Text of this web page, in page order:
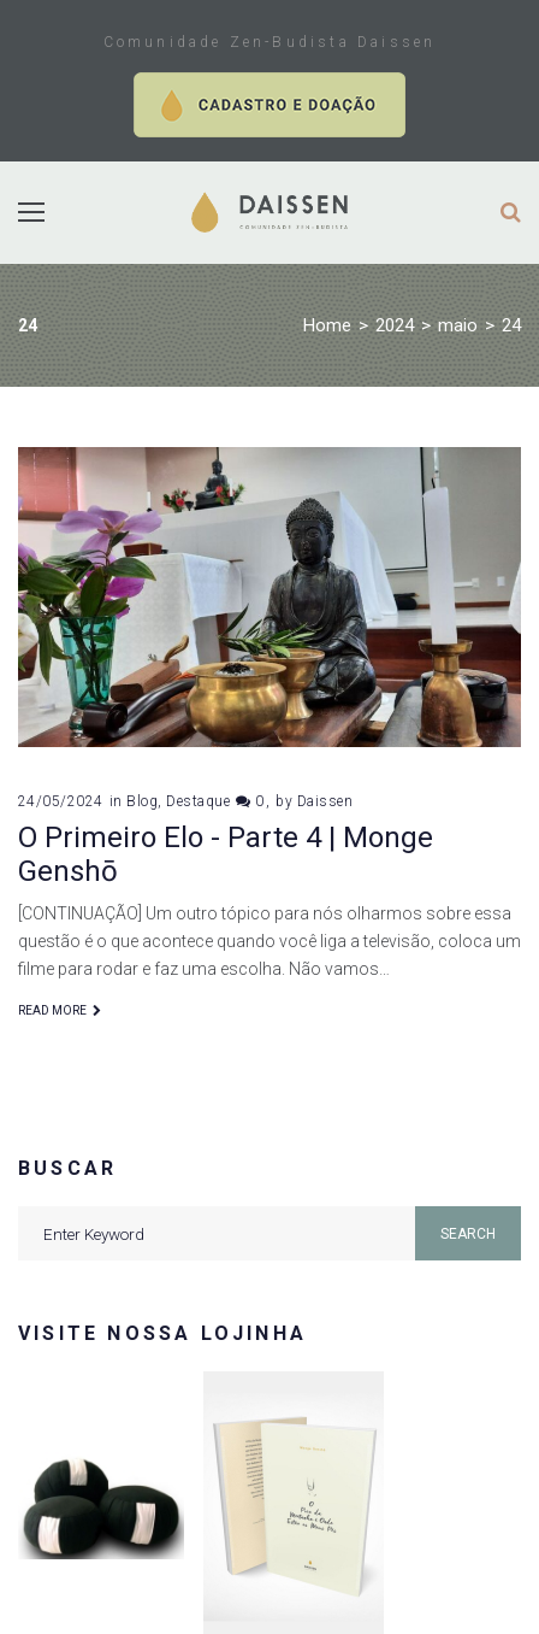
Comunidade Zen-Budista Daissen
24 Home > 2024 > maio > 24
Dia:
24
de
maio
de
2024
24/05/2024 in Blog, Destaque 0 by Daissen
O Primeiro Elo - Parte 4 | Monge
Genshō
[CONTINUAÇÃO] Um outro tópico para nós olharmos sobre essa
questão é o que acontece quando você liga a televisão, coloca um
filme para rodar e faz uma escolha. Não vamos…
READ MORE
BUSCAR
SEARCH
VISITE NOSSA LOJINHA